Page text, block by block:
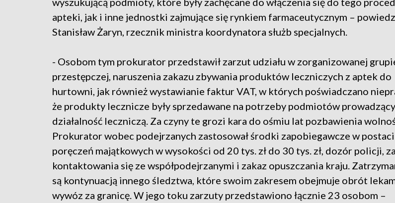
apteki, jak i inne jednostki zajmujące się rynkiem farmaceutycznym –
Stanisław Żaryn, rzecznik ministra koordynatora służb specjalnych.
- Osobom tym prokurator przedstawił zarzut udziału w zorganizowanej
przestępczej, naruszenia zakazu zbywania produktów leczniczych z aptek do
hurtowni, jak również wystawianie faktur VAT, w których poświadczano
że produkty lecznicze były sprzedawane na potrzeby podmiotów
działalność leczniczą. Za czyny te grozi kara do ośmiu lat pozbawienia
Prokurator wobec podejrzanych zastosował środki zapobiegawcze w postaci
poręczeń majątkowych w wysokości od 20 tys. zł do 30 tys. zł, dozór policji,
kontaktowania się ze współpodejrzanymi i zakaz opuszczania kraju.
są kontynuacją innego śledztwa, które swoim zakresem obejmuje obrót
wywóz za granicę. W jego toku zarzuty przedstawiono łącznie 23 osobom –